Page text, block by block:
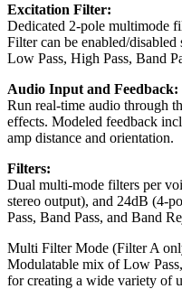
Excitation Filter:
Dedicated 2-pole multimode
Filter can be enabled/
Low Pass, High Pass, Band
Audio Input and Feedback:
Run real-time audio through
effects. Modeled feedback
amp distance and orientation.
Filters:
Dual multi-mode filters per
stereo output), and 24dB (4-
Pass, Band Pass, and Band
Multi Filter Mode (Filter A
Modulatable mix of Low
for creating a wide variety of